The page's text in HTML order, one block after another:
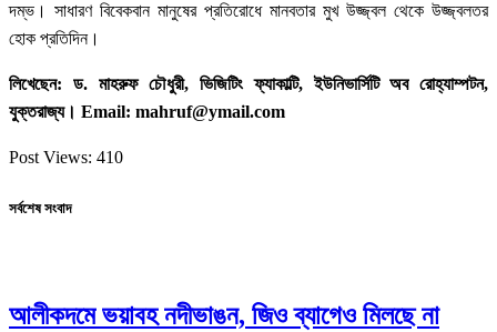
দম্ভ। সাধারণ বিবেকবান মানুষের প্রতিরোধে মানবতার মুখ উজ্জ্বল থেকে উজ্জ্বলতর
হোক প্রতিদিন।
লিখেছেন: ড. মাহরুফ চৌধুরী, ভিজিটিং ফ্যাকাল্টি, ইউনিভার্সিটি অব রোহ্যাম্পটন,
যুক্তরাজ্য। Email: mahruf@ymail.com
Post Views: 410
সর্বশেষ সংবাদ
আলীকদমে ভয়াবহ নদীভাঙন, জিও ব্যাগেও মিলছে না